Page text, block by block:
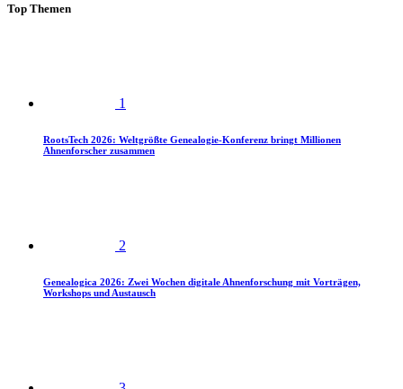
Top Themen
1
RootsTech 2026: Weltgrößte Genealogie-Konferenz bringt Millionen
Ahnenforscher zusammen
2
Genealogica 2026: Zwei Wochen digitale Ahnenforschung mit Vorträgen,
Workshops und Austausch